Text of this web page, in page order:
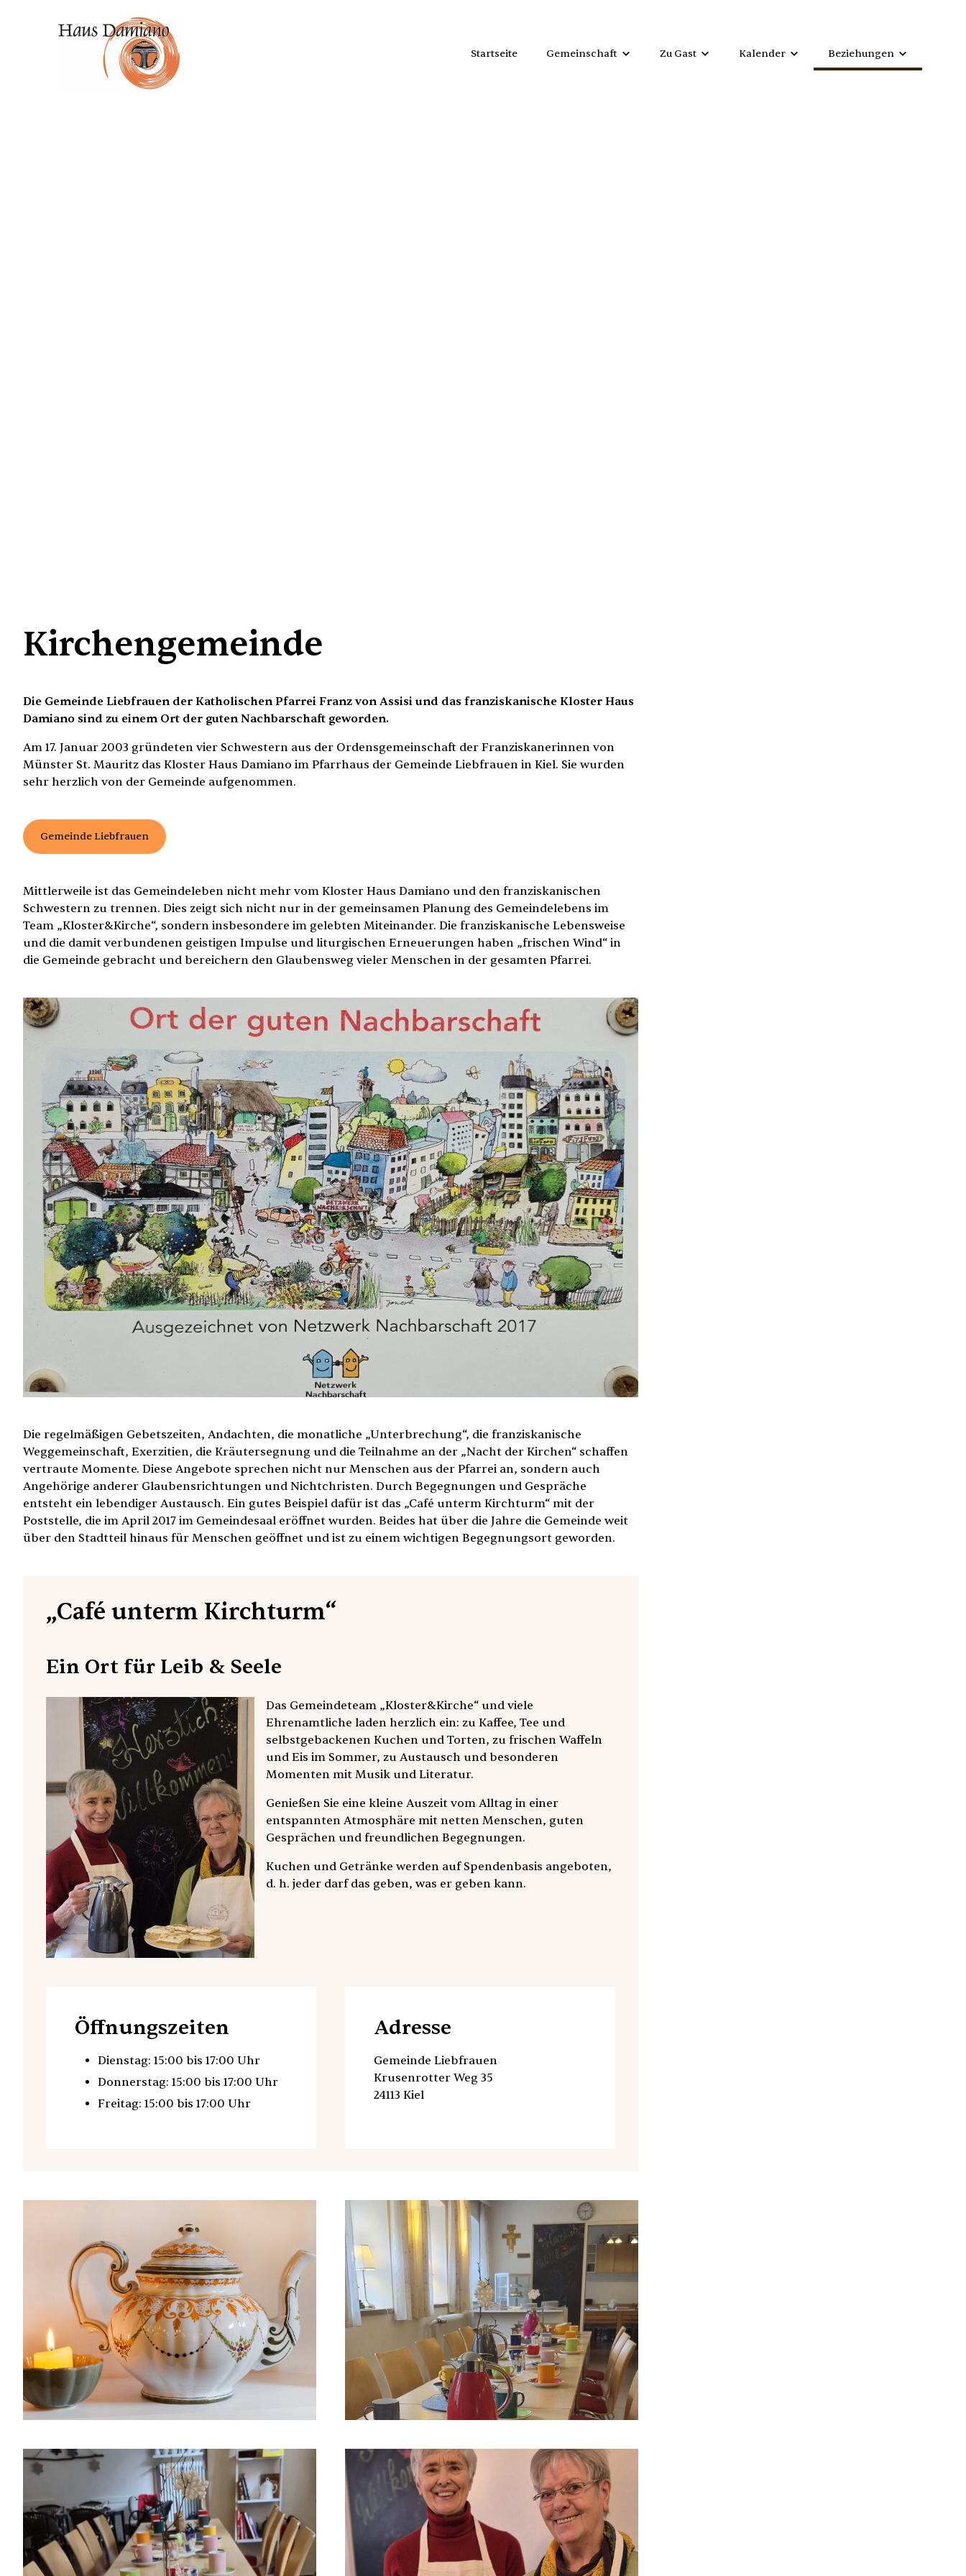
Startseite Gemeinschaft Zu Gast Kalender Beziehungen
Kirchengemeinde
Die Gemeinde Liebfrauen der Katholischen Pfarrei Franz von Assisi und das franziskanische Kloster Haus
Damiano sind zu einem Ort der guten Nachbarschaft geworden.
Am 17. Januar 2003 gründeten vier Schwestern aus der Ordensgemeinschaft der Franziskanerinnen von
Münster St. Mauritz das Kloster Haus Damiano im Pfarrhaus der Gemeinde Liebfrauen in Kiel. Sie wurden
sehr herzlich von der Gemeinde aufgenommen.
Gemeinde Liebfrauen
Mittlerweile ist das Gemeindeleben nicht mehr vom Kloster Haus Damiano und den franziskanischen
Schwestern zu trennen. Dies zeigt sich nicht nur in der gemeinsamen Planung des Gemeindelebens im
Team „Kloster&Kirche“, sondern insbesondere im gelebten Miteinander. Die franziskanische Lebensweise
und die damit verbundenen geistigen Impulse und liturgischen Erneuerungen haben „frischen Wind“ in
die Gemeinde gebracht und bereichern den Glaubensweg vieler Menschen in der gesamten Pfarrei.
Die regelmäßigen Gebetszeiten, Andachten, die monatliche „Unterbrechung“, die franziskanische
Weggemeinschaft, Exerzitien, die Kräutersegnung und die Teilnahme an der „Nacht der Kirchen“ schaffen
vertraute Momente. Diese Angebote sprechen nicht nur Menschen aus der Pfarrei an, sondern auch
Angehörige anderer Glaubensrichtungen und Nichtchristen. Durch Begegnungen und Gespräche
entsteht ein lebendiger Austausch. Ein gutes Beispiel dafür ist das „Café unterm Kirchturm“ mit der
Poststelle, die im April 2017 im Gemeindesaal eröffnet wurden. Beides hat über die Jahre die Gemeinde weit
über den Stadtteil hinaus für Menschen geöffnet und ist zu einem wichtigen Begegnungsort geworden.
„Café unterm Kirchturm“
Ein Ort für Leib & Seele
Das Gemeindeteam „Kloster&Kirche“ und viele
Ehrenamtliche laden herzlich ein: zu Kaffee, Tee und
selbstgebackenen Kuchen und Torten, zu frischen Waffeln
und Eis im Sommer, zu Austausch und besonderen
Momenten mit Musik und Literatur.
Genießen Sie eine kleine Auszeit vom Alltag in einer
entspannten Atmosphäre mit netten Menschen, guten
Gesprächen und freundlichen Begegnungen.
Kuchen und Getränke werden auf Spendenbasis angeboten,
d. h. jeder darf das geben, was er geben kann.
Öffnungszeiten
Dienstag: 15:00 bis 17:00 Uhr
Donnerstag: 15:00 bis 17:00 Uhr
Freitag: 15:00 bis 17:00 Uhr
Adresse
Gemeinde Liebfrauen
Krusenrotter Weg 35
24113 Kiel